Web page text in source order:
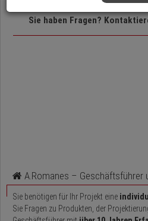
Sie haben Fragen?
A.Romanes – Geschäftsführer
Sie benötigen für Ihr Projekt eine
Sie Fragen zu Produkten, der